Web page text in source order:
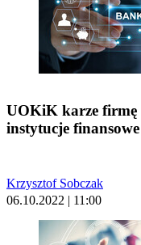
UOKiK karze firmę
instytucje finansowe
Krzysztof Sobczak
06.10.2022 | 11:00